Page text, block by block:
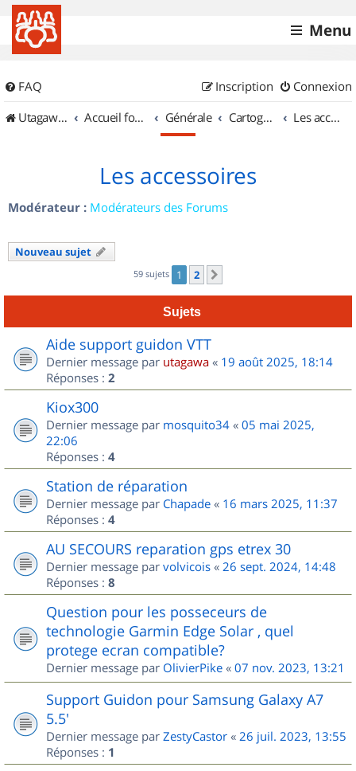
Menu
FAQ Connexion
Inscription
UtagawaVTT (Randos VTT et VTTAE avec traces GPS)
Accueil forum Générale Cartographie et GPS Les accessoires
Les accessoires
Modérateur : Modérateurs des Forums
Nouveau sujet
59 sujets 1 2
Sujets
Aide support guidon VTT
Dernier message par utagawa « 19 août 2025, 18:14
Réponses : 2
Kiox300
Dernier message par mosquito34 « 05 mai 2025,
22:06
Réponses : 4
Station de réparation
Dernier message par Chapade « 16 mars 2025, 11:37
Réponses : 4
AU SECOURS reparation gps etrex 30
Dernier message par volvicois « 26 sept. 2024, 14:48
Réponses : 8
Question pour les posseceurs de
technologie Garmin Edge Solar , quel
protege ecran compatible?
Dernier message par OlivierPike « 07 nov. 2023, 13:21
Support Guidon pour Samsung Galaxy A7
5.5'
Dernier message par ZestyCastor « 26 juil. 2023, 13:55
Réponses : 1